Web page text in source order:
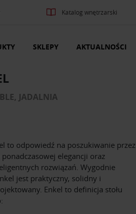
Katalog wnętrzarski
SKLEPY AKTUALNOŚCI
JADALNIA
to odpowiedź na poszukiwanie przez
elegancji oraz
rozwiązań. Wygodnie
jest praktyczny, solidny i
Enkel to definicja stołu